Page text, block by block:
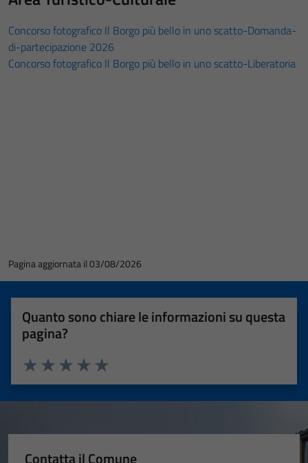
Concorso fotografico Il Borgo più bello in uno scatto-Domanda-
di-partecipazione 2026
Concorso fotografico Il Borgo più bello in uno scatto-Liberatoria
Pagina aggiornata il 03/08/2026
Quanto sono chiare le informazioni su questa
pagina?
Valuta 5 stelle su 5
Valuta 4 stelle su 5
Valuta 3 stelle su 5
Valuta 2 stelle su 5
Valuta 1 stelle su 5
Contatta il Comune